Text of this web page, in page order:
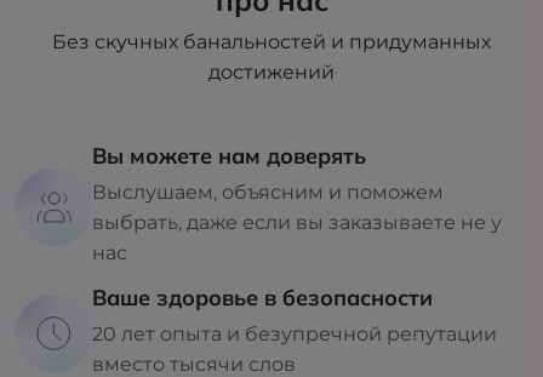
Без скучных банальностей и придуманных
достижений
Вы можете нам доверять
Выслушаем, объясним и поможем
выбрать, даже если вы заказываете не у
нас
Ваше здоровье в безопасности
20 лет опыта и безупречной репутации
вместо тысячи слов